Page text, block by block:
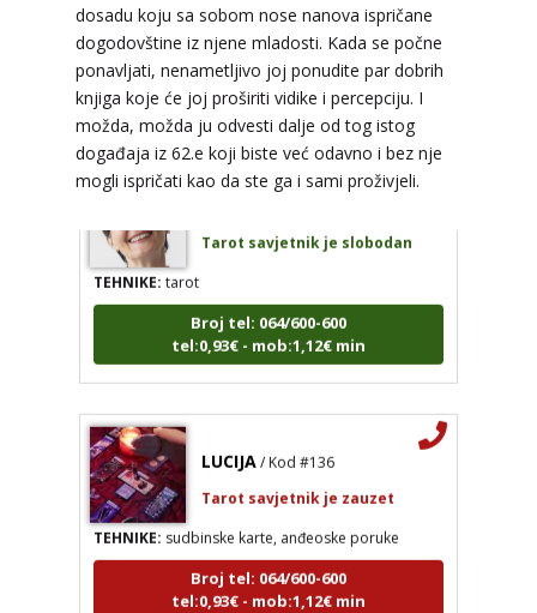
dosadu koju sa sobom nose nanova ispričane
dogodovštine iz njene mladosti. Kada se počne
ponavljati, nenametljivo joj ponudite par dobrih
knjiga koje će joj proširiti vidike i percepciju. I
možda, možda ju odvesti dalje od tog istog
događaja iz 62.e koji biste već odavno i bez nje
mogli ispričati kao da ste ga i sami proživjeli.
TEHNIKE:tarot, razgovori
Broj tel: 064/600-600
tel:0,93€ - mob:1,12€ min
/ Kod 52
Tarot savjetnik je slobodan
TEHNIKE:tarot
Broj tel: 064/600-600
tel:0,93€ - mob:1,12€ min
LUCIJA / Kod #136
Tarot savjetnik je zauzet
TEHNIKE:sudbinske karte, anđeoske poruke
Broj tel: 064/600-600
tel:0,93€ - mob:1,12€ min